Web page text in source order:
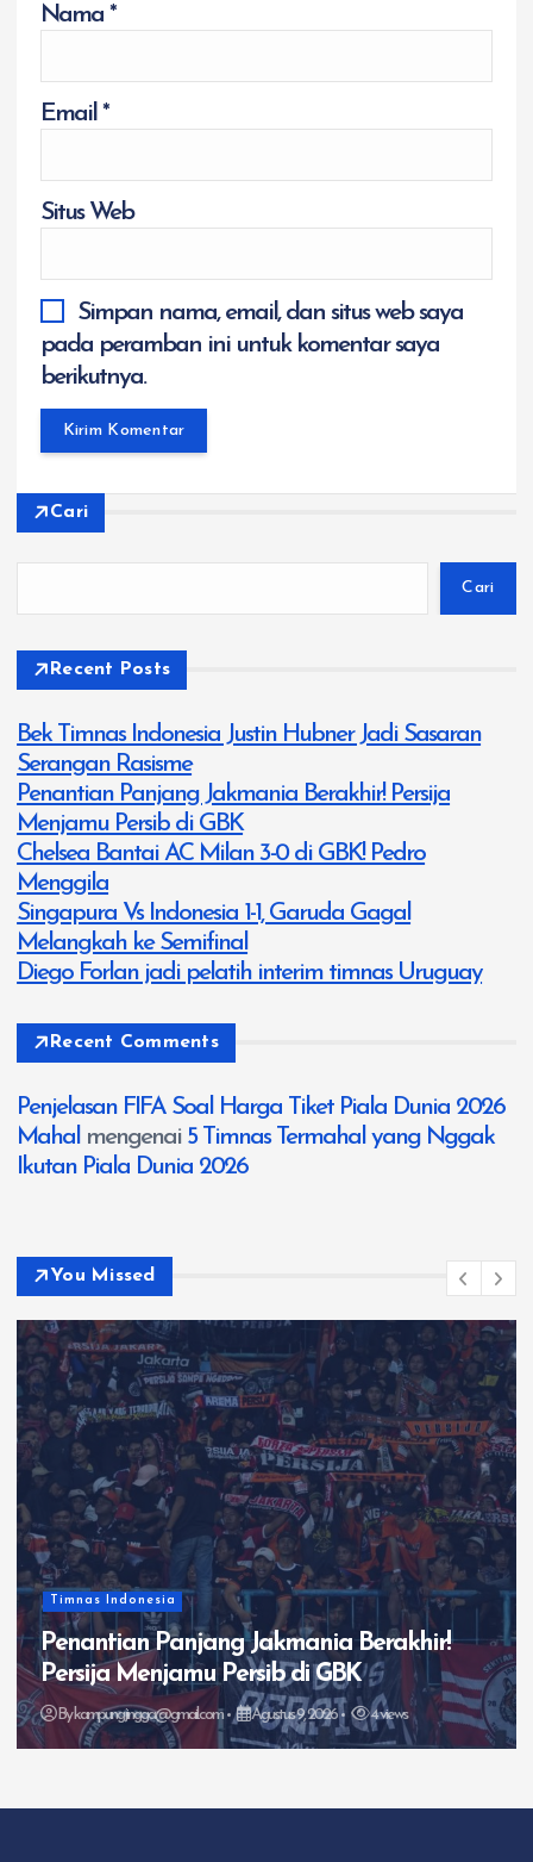
Nama *
Email *
Situs Web
Simpan nama, email, dan situs web saya
pada peramban ini untuk komentar saya
berikutnya.
Cari
Cari
Recent Posts
Bek Timnas Indonesia Justin Hubner Jadi Sasaran
Serangan Rasisme
Penantian Panjang Jakmania Berakhir! Persija
Menjamu Persib di GBK
Chelsea Bantai AC Milan 3-0 di GBK! Pedro
Menggila
Singapura Vs Indonesia 1-1, Garuda Gagal
Melangkah ke Semifinal
Diego Forlan jadi pelatih interim timnas Uruguay
Recent Comments
Penjelasan FIFA Soal Harga Tiket Piala Dunia 2026
Mahal mengenai 5 Timnas Termahal yang Nggak
Ikutan Piala Dunia 2026
You Missed
Trending
Chelsea Bantai AC Milan 3-0 di GBK! Pedro
Menggila
Bykampungjingga@gmail.com Agustus 8, 2026 8 views